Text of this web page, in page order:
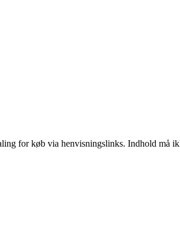
for køb via henvisningslinks. Indhold må